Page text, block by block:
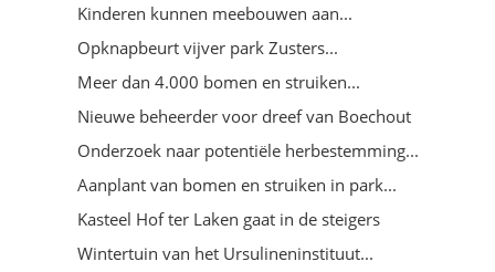
Kinderen kunnen meebouwen aan...
Opknapbeurt vijver park Zusters...
Meer dan 4.000 bomen en struiken...
Nieuwe beheerder voor dreef van Boechout
Onderzoek naar potentiële herbestemming...
Aanplant van bomen en struiken in park...
Kasteel Hof ter Laken gaat in de steigers
Wintertuin van het Ursulineninstituut...